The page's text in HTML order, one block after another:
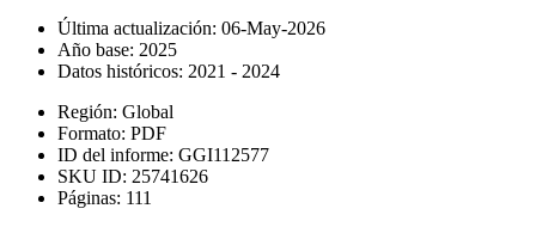
Última actualización: 06-May-2026
Año base: 2025
Datos históricos: 2021 - 2024
Región: Global
Formato: PDF
ID del informe: GGI112577
SKU ID: 25741626
Páginas: 111